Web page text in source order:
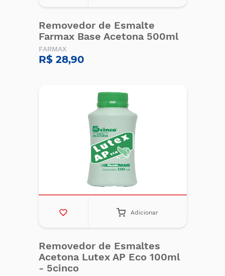
Removedor de Esmalte
Farmax Base Acetona 500ml
FARMAX
R$ 28,90
Adicionar
Removedor de Esmaltes
Acetona Lutex AP Eco 100ml
- 5cinco